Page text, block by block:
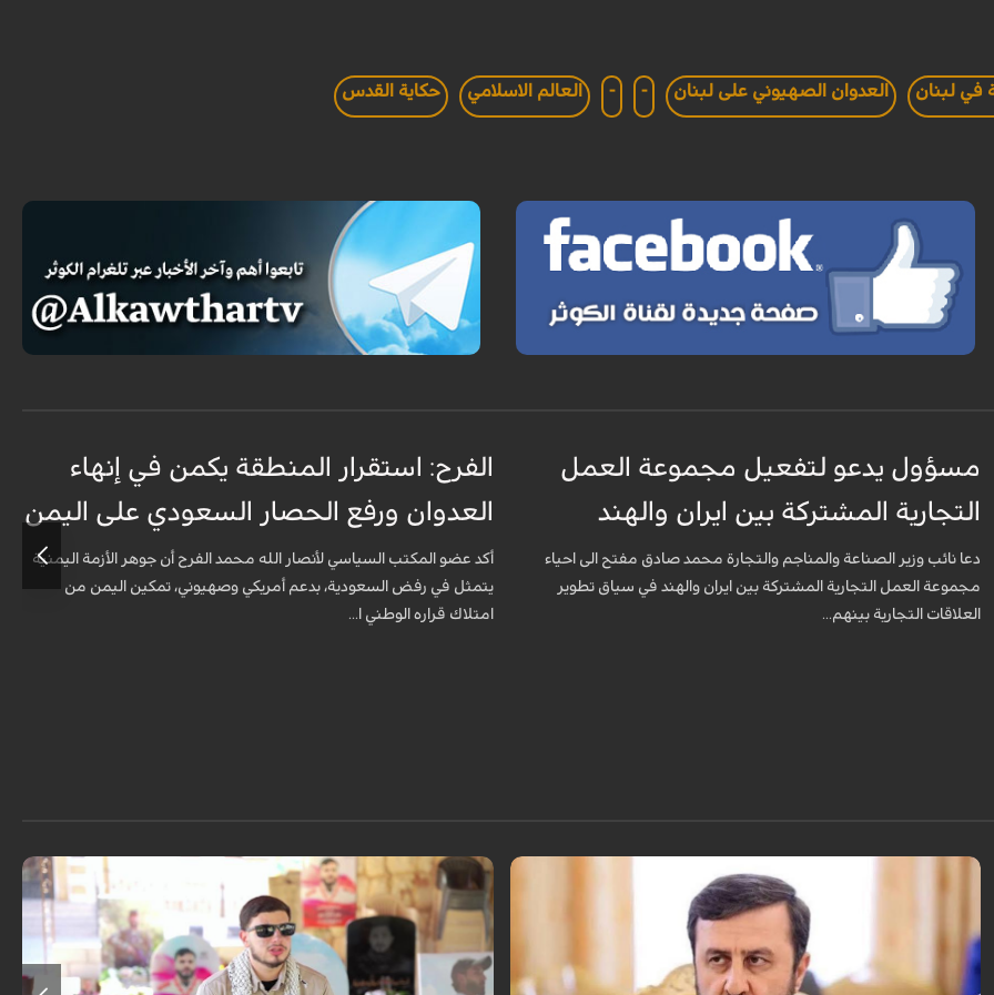
في لبنان العدوان الصهيوني على لبنان -
- العالم الاسلامي حكاية القدس
مسؤول يدعو لتفعيل مجموعة العمل
التجارية المشتركة بين ايران والهند
دعا نائب وزير الصناعة والمناجم والتجارة محمد صادق مفتح الى احياء
مجموعة العمل التجارية المشتركة بين ايران والهند في سياق تطوير
العلاقات التجارية بينهم...
الفرح: استقرار المنطقة يكمن في إنهاء
العدوان ورفع الحصار السعودي على اليمن
أكد عضو المكتب السياسي لأنصار الله محمد الفرح أن جوهر الأزمة اليمنية
يتمثل في رفض السعودية، بدعم أمريكي وصهيوني، تمكين اليمن من
امتلاك قراره الوطني ا...